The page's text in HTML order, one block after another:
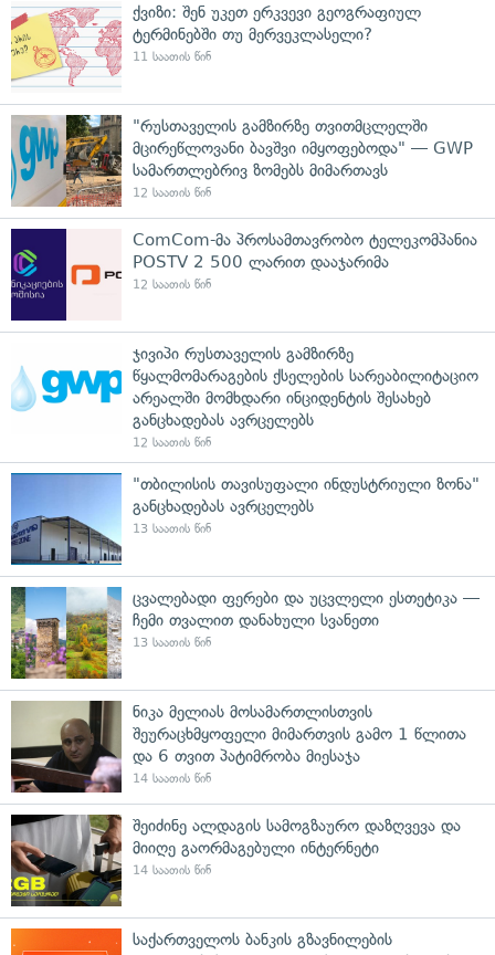
ქვიზი: შენ უკეთ ერკვევი გეოგრაფიულ
ტერმინებში თუ მერვეკლასელი?
11 საათის წინ
"რუსთაველის გამზირზე თვითმცლელში
მცირეწლოვანი ბავშვი იმყოფებოდა" — GWP
სამართლებრივ ზომებს მიმართავს
12 საათის წინ
ComCom-მა პროსამთავრობო ტელეკომპანია
POSTV 2 500 ლარით დააჯარიმა
12 საათის წინ
ჯივიპი რუსთაველის გამზირზე
წყალმომარაგების ქსელების სარეაბილიტაციო
არეალში მომხდარი ინციდენტის შესახებ
განცხადებას ავრცელებს
12 საათის წინ
"თბილისის თავისუფალი ინდუსტრიული ზონა"
განცხადებას ავრცელებს
13 საათის წინ
ცვალებადი ფერები და უცვლელი ესთეტიკა —
ჩემი თვალით დანახული სვანეთი
13 საათის წინ
ნიკა მელიას მოსამართლისთვის
შეურაცხმყოფელი მიმართვის გამო 1 წლითა
და 6 თვით პატიმრობა მიესაჯა
14 საათის წინ
შეიძინე ალდაგის სამოგზაურო დაზღვევა და
მიიღე გაორმაგებული ინტერნეტი
14 საათის წინ
საქართველოს ბანკის გზავნილების